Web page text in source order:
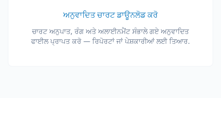
ਅਨੁਵਾਦਿਤ ਚਾਰਟ ਡਾਊਨਲੋਡ ਕਰੋ
ਚਾਰਟ ਅਨੁਪਾਤ, ਰੰਗ ਅਤੇ ਅਲਾਈਨਮੈਂਟ ਸੰਭਾਲੇ ਗਏ ਅਨੁਵਾਦਿਤ
ਫਾਈਲ ਪ੍ਰਾਪਤ ਕਰੋ — ਰਿਪੋਰਟਾਂ ਜਾਂ ਪੇਸ਼ਕਾਰੀਆਂ ਲਈ ਤਿਆਰ.